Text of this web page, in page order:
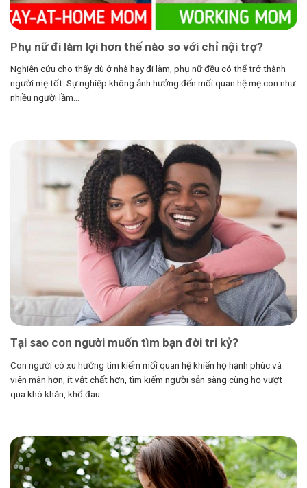
Phụ nữ đi làm lợi hơn thế nào so với chỉ nội trợ?
Nghiên cứu cho thấy dù ở nhà hay đi làm, phụ nữ đều có thể trở thành
người mẹ tốt. Sự nghiệp không ảnh hưởng đến mối quan hệ mẹ con như
nhiều người lầm...
Tại sao con người muốn tìm bạn đời tri kỷ?
Con người có xu hướng tìm kiếm mối quan hệ khiến họ hạnh phúc và
viên mãn hơn, ít vật chất hơn, tìm kiếm người sẵn sàng cùng họ vượt
qua khó khăn, khổ đau....